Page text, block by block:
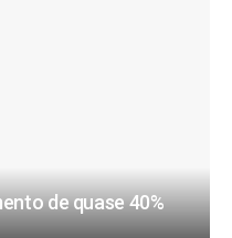
de quase 40%